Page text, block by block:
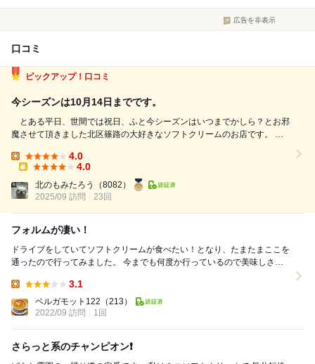
広告を非表示
口コミ
ピックアップ！口コミ
今シーズンは10月14日までです。
とある平日、世間では祝日、ふと今シーズンはいつまでかしら？とお邪
魔させて頂きました北区篠路の大好きなソフトクリームのお店です。
この日メニューより、前回はバニラでしたので今回は違うものをと"コ
ーヒーのカップ(3...
Lunch:
4.0
4.0
北のもみたろう
（8082）
2025/09 訪問
23回
フォルムが凄い！
ドライブをしていてソフトクリームが食べたい！となり、たまたまここを
通ったので行ってみました。 今までも何度か行っているので美味しさは
3.1
ベルガモット122 （213）
2022/09 訪問
1回
さらっと系のチャンピオン❗